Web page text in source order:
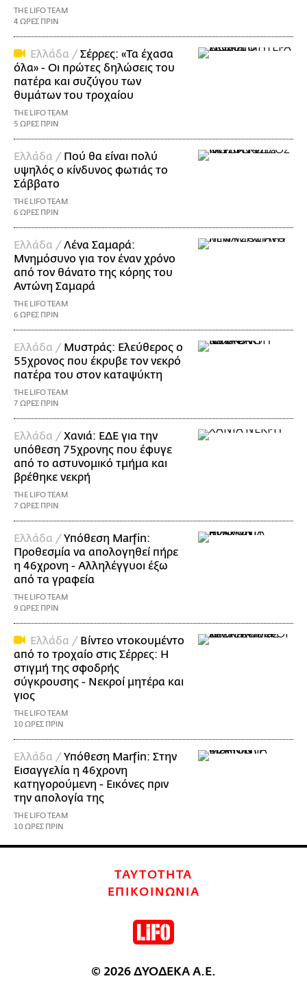
THE LIFO TEAM
4 ΩΡΕΣ ΠΡΙΝ
Ελλάδα /Σέρρες: «Τα έχασα
όλα» - Οι πρώτες δηλώσεις του
πατέρα και συζύγου των
θυμάτων του τροχαίου
THE LIFO TEAM
5 ΩΡΕΣ ΠΡΙΝ
Ελλάδα / Πού θα είναι πολύ
υψηλός ο κίνδυνος φωτιάς το
Σάββατο
THE LIFO TEAM
6 ΩΡΕΣ ΠΡΙΝ
Ελλάδα /Λένα Σαμαρά:
Μνημόσυνο για τον έναν χρόνο
από τον θάνατο της κόρης του
Αντώνη Σαμαρά
THE LIFO TEAM
6 ΩΡΕΣ ΠΡΙΝ
Ελλάδα / Μυστράς: Ελεύθερος ο
55χρονος που έκρυβε τον νεκρό
πατέρα του στον καταψύκτη
THE LIFO TEAM
7 ΩΡΕΣ ΠΡΙΝ
Ελλάδα /Χανιά: ΕΔΕ για την
υπόθεση 75χρονης που έφυγε
από το αστυνομικό τμήμα και
βρέθηκε νεκρή
THE LIFO TEAM
7 ΩΡΕΣ ΠΡΙΝ
Ελλάδα /Υπόθεση Marfin:
Προθεσμία να απολογηθεί πήρε
η 46χρονη - Αλληλέγγυοι έξω
από τα γραφεία
THE LIFO TEAM
9 ΩΡΕΣ ΠΡΙΝ
Ελλάδα / Βίντεο ντοκουμέντο
από το τροχαίο στις Σέρρες: Η
στιγμή της σφοδρής
σύγκρουσης - Νεκροί μητέρα και
γιος
THE LIFO TEAM
10 ΩΡΕΣ ΠΡΙΝ
Ελλάδα /Υπόθεση Marfin: Στην
Εισαγγελία η 46χρονη
κατηγορούμενη - Εικόνες πριν
την απολογία της
THE LIFO TEAM
10 ΩΡΕΣ ΠΡΙΝ
ΤΑΥΤΟΤΗΤΑ
ΕΠΙΚΟΙΝΩΝΙΑ
© 2026 ΔΥΟΔΕΚΑ Α.Ε.